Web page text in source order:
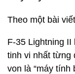
Theo một bài
F-35 Lightning
tinh vi nhất từng
von là “máy tính